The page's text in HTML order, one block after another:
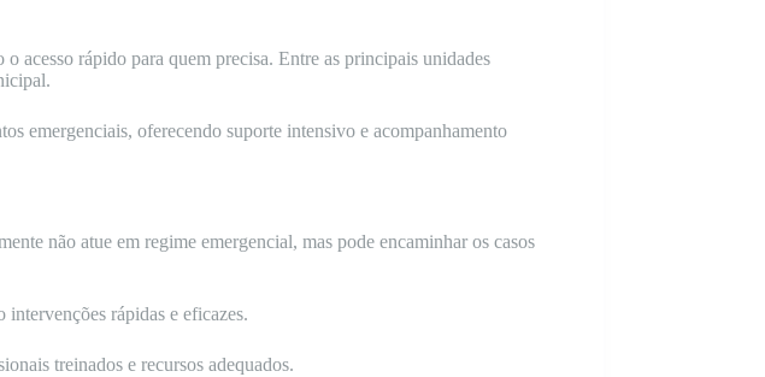
o acesso rápido para quem precisa. Entre as principais unidades
emergenciais, oferecendo suporte intensivo e acompanhamento
não atue em regime emergencial, mas pode encaminhar os casos
rápidas e eficazes.
treinados e recursos adequados.